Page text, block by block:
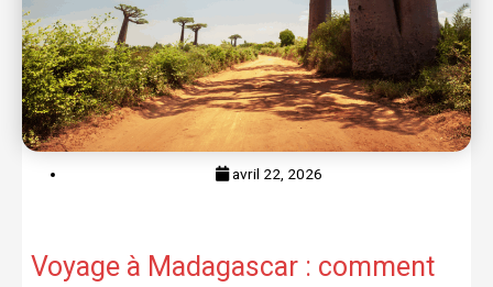
avril 22, 2026
Voyage à Madagascar : comment